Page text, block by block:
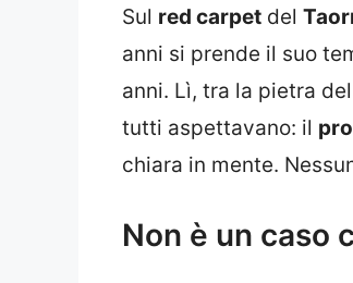
Sul red carpet del
anni si prende il suo
anni. Lì, tra la pietra
tutti aspettavano: il
chiara in mente.
Non è un caso